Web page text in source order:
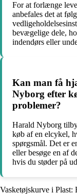
For at forlænge
anbefales det at
bevægelige dele,
indendørs eller
Kan man få
Nyborg efter
problemer?
Harald Nyborg
køb af en elcykel,
spørgsmål. Det er
eller besøge en af
hvis du støder på
Vasketøjskurve i